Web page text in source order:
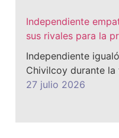
Independiente
sus rivales para la
Independiente
Chivilcoy durante la
27 julio 2026